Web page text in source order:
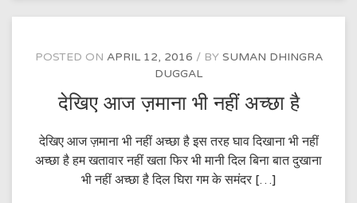
POSTED ON APRIL 12, 2016 BY SUMAN DHINGRA
DUGGAL
देखिए आज ज़माना भी नहीं अच्छा है
देखिए आज ज़माना भी नहीं अच्छा है इस तरह घाव दिखाना भी नहीं
अच्छा है हम खतावार नहीं खता फिर भी मानी दिल बिना बात दुखाना
भी नहीं अच्छा है दिल घिरा गम के समंदर […]